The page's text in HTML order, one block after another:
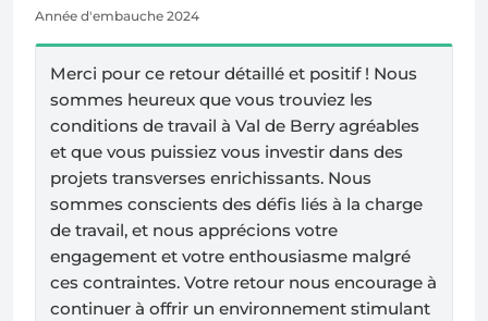
Année d'embauche 2024
Merci pour ce retour détaillé et positif ! Nous
sommes heureux que vous trouviez les
conditions de travail à Val de Berry agréables
et que vous puissiez vous investir dans des
projets transverses enrichissants. Nous
sommes conscients des défis liés à la charge
de travail, et nous apprécions votre
engagement et votre enthousiasme malgré
ces contraintes. Votre retour nous encourage à
continuer à offrir un environnement stimulant